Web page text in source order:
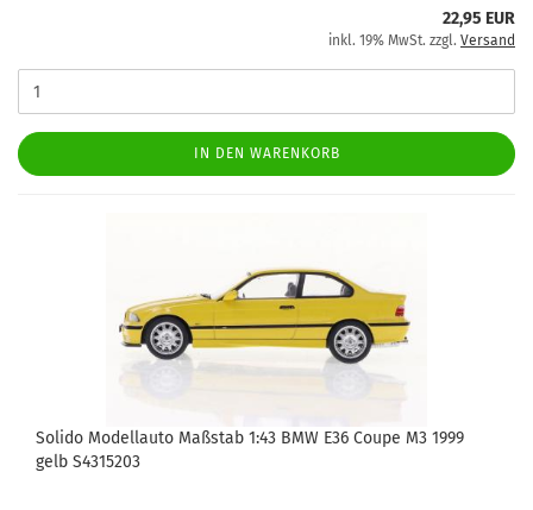
22,95 EUR
inkl. 19% MwSt. zzgl. Versand
IN DEN WARENKORB
Solido Modellauto Maßstab 1:43 BMW E36 Coupe M3 1999
gelb S4315203